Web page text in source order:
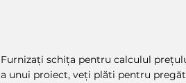
Furnizați schița pentru calculul
a unui proiect, veți plăti pentru